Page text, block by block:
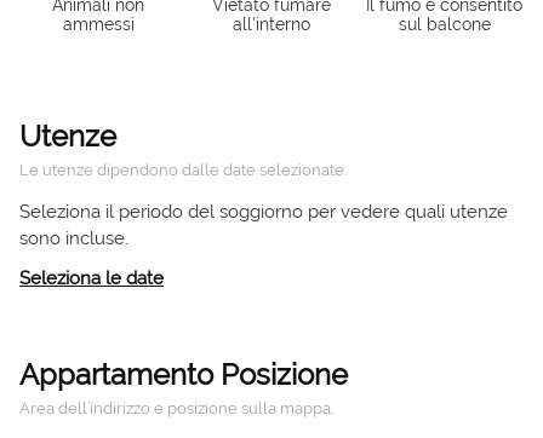
Animali non
ammessi
Vietato fumare
all'interno
Il fumo è consentito
sul balcone
Utenze
Le utenze dipendono dalle date selezionate.
Seleziona il periodo del soggiorno per vedere quali utenze
sono incluse.
Seleziona le date
Appartamento Posizione
Area dell’indirizzo e posizione sulla mappa.